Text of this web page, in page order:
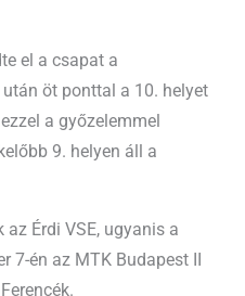
el a csapat a
öt ponttal a 10. helyet
a győzelemmel
9. helyen áll a
Érdi VSE, ugyanis a
7-én az MTK Budapest II